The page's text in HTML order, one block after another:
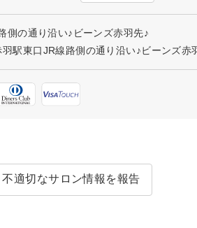
側の通り沿い♪ビーンズ赤羽先♪
駅東口JR線路側の通り沿い♪ビーンズ赤
不適切なサロン情報を報告